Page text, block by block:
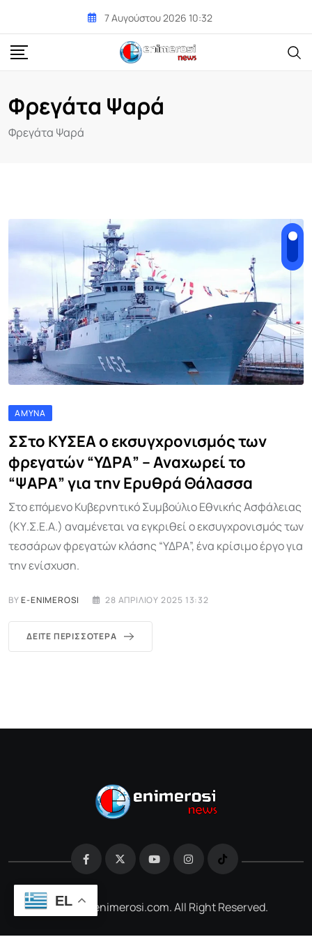
content
7 Αυγούστου 2026 10:32
Φρεγάτα Ψαρά
Φρεγάτα Ψαρά
ΆΜΥΝΑ
ΣΣτο ΚΥΣΕΑ ο εκσυγχρονισμός των
φρεγατών “ΥΔΡΑ” – Αναχωρεί το
“ΨΑΡΑ” για την Ερυθρά Θάλασσα
Στο επόμενο Κυβερνητικό Συμβούλιο Εθνικής Ασφάλειας
(ΚΥ.Σ.Ε.Α.) αναμένεται να εγκριθεί ο εκσυγχρονισμός των
τεσσάρων φρεγατών κλάσης “ΥΔΡΑ”, ένα κρίσιμο έργο για
την ενίσχυση.
BYE-ENIMEROSI 28 ΑΠΡΙΛΊΟΥ 2025 13:32
ΔΕΊΤΕ ΠΕΡΙΣΣΌΤΕΡΑ
@2026 e-enimerosi.com. All Right Reserved.
EL